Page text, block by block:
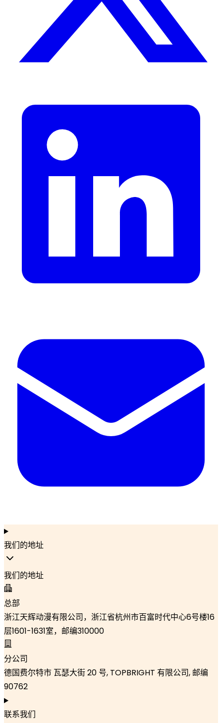
我们的地址
我们的地址
总部
浙江天辉动漫有限公司，浙江省杭州市百富时代中心6号楼16
层1601-1631室，邮编310000
分公司
德国费尔特市 瓦瑟大街 20 号, TOPBRIGHT 有限公司, 邮编
90762
联系我们